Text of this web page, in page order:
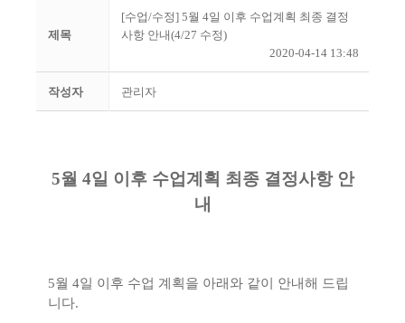
제목
[수업/수정] 5월 4일 이후 수업계획 최종 결정
사항 안내(4/27 수정)
2020-04-14 13:48
작성자 관리자
5월 4일 이후 수업계획 최종 결정사항 안
내
5월 4일 이후 수업 계획을 아래와 같이 안내해 드립
니다.